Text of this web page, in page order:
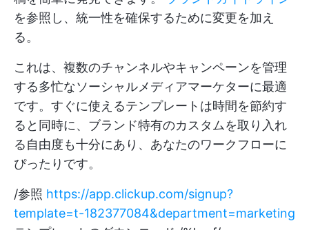
を参照し、統一性を確保するために変更を加え
る。
これは、複数のチャンネルやキャンペーンを管理
する多忙なソーシャルメディアマーケターに最適
です。すぐに使えるテンプレートは時間を節約す
ると同時に、ブランド特有のカスタムを取り入れ
る自由度も十分にあり、あなたのワークフローに
ぴったりです。
/参照 https://app.clickup.com/signup?
template=t-182377084&department=marketing